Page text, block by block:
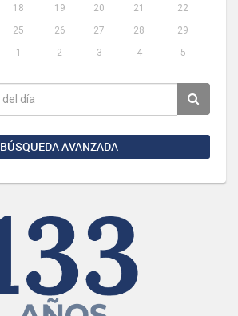
18 19 20 21
22
25 26 27 28
29
1 2 3 4 5
BÚSQUEDA AVANZADA